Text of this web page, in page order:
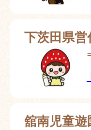
下茨田県
舘南児童遊